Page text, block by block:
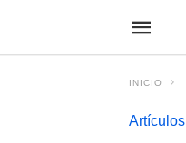
INICIO
Artículos